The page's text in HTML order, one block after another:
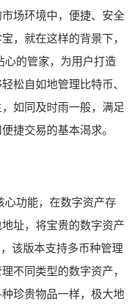
场环境中，便捷、安全
，就在这样的背景下，
心的管家，为用户打造
松自如地管理比特币、
如同及时雨一般，满足
捷交易的基本渴求。
心功能，在数字资产存
址，将宝贵的数字资产
该版本支持多币种管理
不同类型的数字资产，
珍贵物品一样，极大地